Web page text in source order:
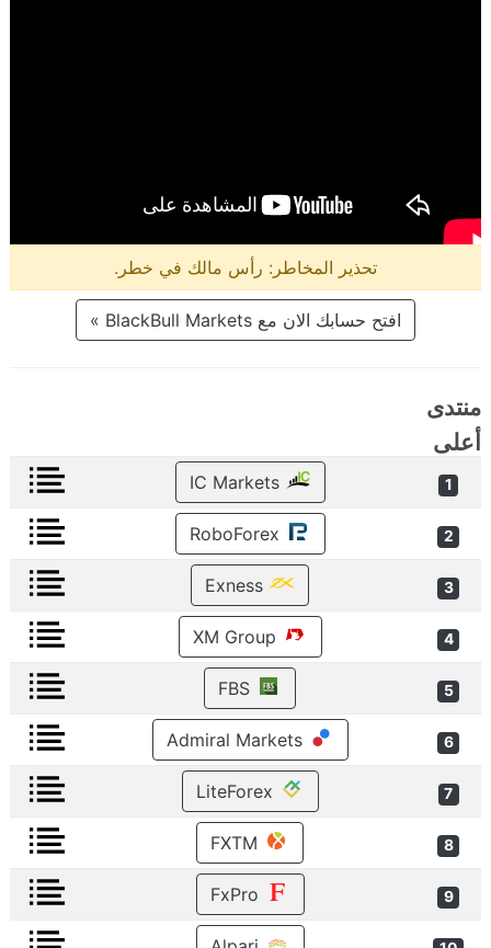
تحذير المخاطر: رأس مالك في خطر.
افتح حسابك الان مع BlackBull Markets »
منتدى
أعلى
1
IC Markets
2
3
Exness
4
5
6
Admiral Markets
7
8
9